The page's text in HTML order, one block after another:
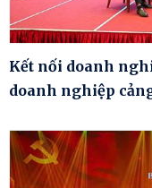
Kết nối doanh
doanh nghiệp